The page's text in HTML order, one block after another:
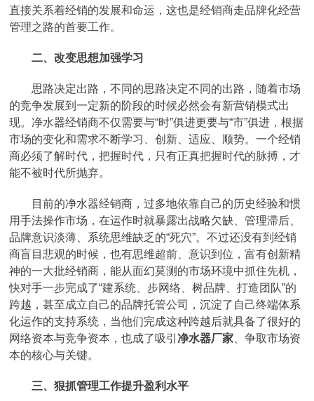
直接关系着经销的发展和命运，这也是经销商走品牌化经营
管理之路的首要工作。
二、改变思想加强学习
思路决定出路，不同的思路决定不同的出路，随着市场
的竞争发展到一定新的阶段的时候必然会有新营销模式出
现。净水器经销商不仅需要与“时”俱进更要与“市”俱进，根据
市场的变化和需求不断学习、创新、适应、顺势。一个经销
商必须了解时代，把握时代，只有正真把握时代的脉搏，才
能不被时代所抛弃。
目前的净水器经销商，过多地依靠自己的历史经验和惯
用手法操作市场，在运作时就暴露出战略欠缺、管理滞后、
品牌意识淡薄、系统思维缺乏的“死穴”。不过还没有到经销
商盲目悲观的时候，也有思维超前、意识到位，富有创新精
神的一大批经销商，能从面幻莫测的市场环境中抓住先机，
快对手一步完成了“建系统、步网络、树品牌、打造团队”的
跨越，甚至成立自己的品牌托管公司，沉淀了自己终端体系
化运作的支持系统，当他们完成这种跨越后就具备了很好的
网络资本与竞争资本，也成了吸引净水器厂家 、争取市场资
本的核心与关键。
三、狠抓管理工作提升盈利水平